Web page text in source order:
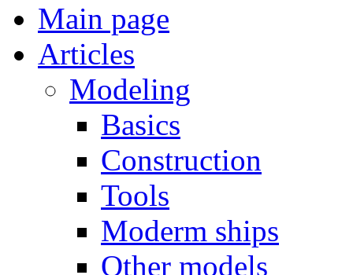
Main page
Articles
Modeling
Basics
Construction
Tools
Moderm ships
Other models